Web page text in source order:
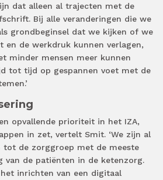
dat alleen al trajecten met de
Bij alle veranderingen die we
grondbeginsel dat we kijken of we
en de werkdruk kunnen verlagen,
minder mensen meer kunnen
tot tijd op gespannen voet met de
opvallende prioriteit in het IZA,
in zet, vertelt Smit. ‘We zijn al
tot de zorggroep met de meeste
van de patiënten in de ketenzorg.
inrichten van een digitaal